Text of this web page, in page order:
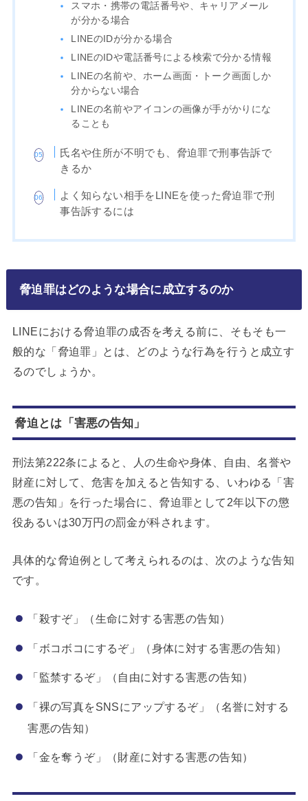
スマホ・携帯の電話番号や、キャリアメール
が分かる場合
LINEのIDが分かる場合
LINEのIDや電話番号による検索で分かる情報
LINEの名前や、ホーム画面・トーク画面しか
分からない場合
LINEの名前やアイコンの画像が手がかりにな
ることも
氏名や住所が不明でも、脅迫罪で刑事告訴で
きるか
よく知らない相手をLINEを使った脅迫罪で刑
事告訴するには
脅迫罪はどのような場合に成立するのか
LINEにおける脅迫罪の成否を考える前に、そもそも一
般的な「脅迫罪」とは、どのような行為を行うと成立す
るのでしょうか。
脅迫とは「害悪の告知」
刑法第222条によると、人の生命や身体、自由、名誉や
財産に対して、危害を加えると告知する、いわゆる「害
悪の告知」を行った場合に、脅迫罪として2年以下の懲
役あるいは30万円の罰金が科されます。
具体的な脅迫例として考えられるのは、次のような告知
です。
「殺すぞ」（生命に対する害悪の告知）
「ボコボコにするぞ」（身体に対する害悪の告知）
「監禁するぞ」（自由に対する害悪の告知）
「裸の写真をSNSにアップするぞ」（名誉に対する
害悪の告知）
「金を奪うぞ」（財産に対する害悪の告知）